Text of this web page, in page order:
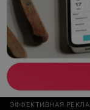
ЭФФЕКТИВНАЯ